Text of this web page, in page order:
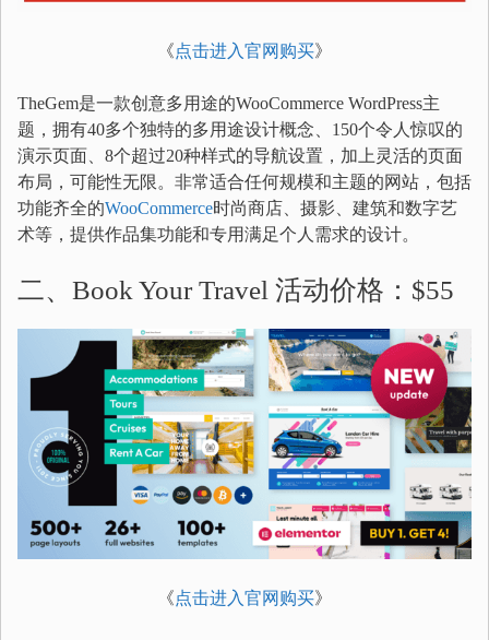
《点击进入官网购买》
TheGem是一款创意多用途的WooCommerce WordPress主
题，拥有40多个独特的多用途设计概念、150个令人惊叹的
演示页面、8个超过20种样式的导航设置，加上灵活的页面
布局，可能性无限。非常适合任何规模和主题的网站，包括
功能齐全的WooCommerce时尚商店、摄影、建筑和数字艺
术等，提供作品集功能和专用满足个人需求的设计。
二、Book Your Travel 活动价格：$55
《点击进入官网购买》